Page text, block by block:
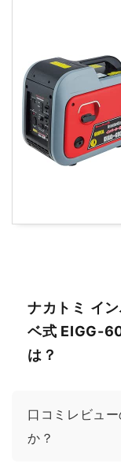
ナカトミ イ
ベ式 EIGG-
は？
口コミレビュ
か？